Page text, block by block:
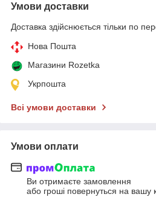
Умови доставки
Доставка здійснюється тільки по
Нова Пошта
Магазини Rozetka
Укрпошта
Всі умови доставки
Умови оплати
Ви отримаєте замовлення
або гроші повернуться на вашу